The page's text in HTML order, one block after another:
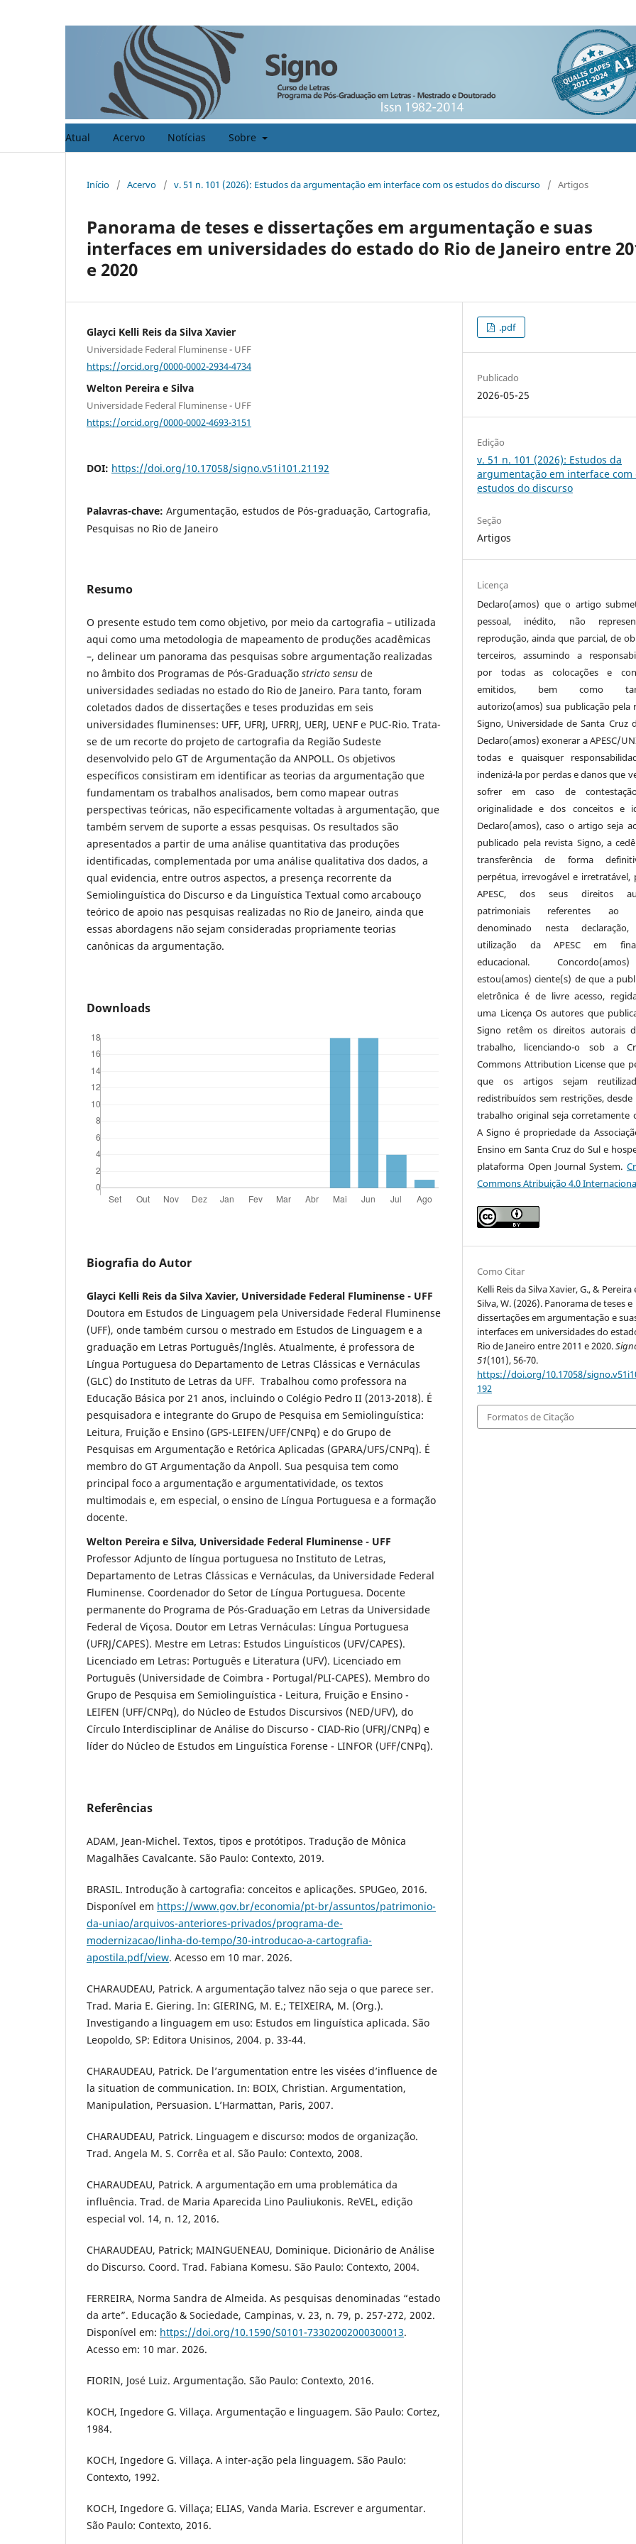
Atual Acervo Notícias Sobre
Início / Acervo / v. 51 n. 101 (2026): Estudos da argumentação em interface com os estudos do discurso / Artigos
Panorama de teses e dissertações em argumentação e suas
interfaces em universidades do estado do Rio de Janeiro entre
e 2020
Glayci Kelli Reis da Silva Xavier
Universidade Federal Fluminense - UFF
https://orcid.org/0000-0002-2934-4734
Welton Pereira e Silva
Universidade Federal Fluminense - UFF
https://orcid.org/0000-0002-4693-3151
DOI: https://doi.org/10.17058/signo.v51i101.21192
Palavras-chave: Argumentação, estudos de Pós-graduação, Cartografia,
Pesquisas no Rio de Janeiro
Resumo
O presente estudo tem como objetivo, por meio da cartografia – utilizada
aqui como uma metodologia de mapeamento de produções acadêmicas
–, delinear um panorama das pesquisas sobre argumentação realizadas
no âmbito dos Programas de Pós-Graduação stricto sensu de
universidades sediadas no estado do Rio de Janeiro. Para tanto, foram
coletados dados de dissertações e teses produzidas em seis
universidades fluminenses: UFF, UFRJ, UFRRJ, UERJ, UENF e PUC-Rio. Trata-
se de um recorte do projeto de cartografia da Região Sudeste
desenvolvido pelo GT de Argumentação da ANPOLL. Os objetivos
específicos consistiram em identificar as teorias da argumentação que
fundamentam os trabalhos analisados, bem como mapear outras
perspectivas teóricas, não especificamente voltadas à argumentação, que
também servem de suporte a essas pesquisas. Os resultados são
apresentados a partir de uma análise quantitativa das produções
identificadas, complementada por uma análise qualitativa dos dados, a
qual evidencia, entre outros aspectos, a presença recorrente da
Semiolinguística do Discurso e da Linguística Textual como arcabouço
teórico de apoio nas pesquisas realizadas no Rio de Janeiro, ainda que
essas abordagens não sejam consideradas propriamente teorias
canônicas da argumentação.
Downloads
Biografia do Autor
Glayci Kelli Reis da Silva Xavier, Universidade Federal Fluminense - UFF
Doutora em Estudos de Linguagem pela Universidade Federal Fluminense
(UFF), onde também cursou o mestrado em Estudos de Linguagem e a
graduação em Letras Português/Inglês. Atualmente, é professora de
Língua Portuguesa do Departamento de Letras Clássicas e Vernáculas
(GLC) do Instituto de Letras da UFF. Trabalhou como professora na
Educação Básica por 21 anos, incluindo o Colégio Pedro II (2013-2018). É
pesquisadora e integrante do Grupo de Pesquisa em Semiolinguística:
Leitura, Fruição e Ensino (GPS-LEIFEN/UFF/CNPq) e do Grupo de
Pesquisas em Argumentação e Retórica Aplicadas (GPARA/UFS/CNPq). É
membro do GT Argumentação da Anpoll. Sua pesquisa tem como
principal foco a argumentação e argumentatividade, os textos
multimodais e, em especial, o ensino de Língua Portuguesa e a formação
docente.
Welton Pereira e Silva, Universidade Federal Fluminense - UFF
Professor Adjunto de língua portuguesa no Instituto de Letras,
Departamento de Letras Clássicas e Vernáculas, da Universidade Federal
Fluminense. Coordenador do Setor de Língua Portuguesa. Docente
permanente do Programa de Pós-Graduação em Letras da Universidade
Federal de Viçosa. Doutor em Letras Vernáculas: Língua Portuguesa
(UFRJ/CAPES). Mestre em Letras: Estudos Linguísticos (UFV/CAPES).
Licenciado em Letras: Português e Literatura (UFV). Licenciado em
Português (Universidade de Coimbra - Portugal/PLI-CAPES). Membro do
Grupo de Pesquisa em Semiolinguística - Leitura, Fruição e Ensino -
LEIFEN (UFF/CNPq), do Núcleo de Estudos Discursivos (NED/UFV), do
Círculo Interdisciplinar de Análise do Discurso - CIAD-Rio (UFRJ/CNPq) e
líder do Núcleo de Estudos em Linguística Forense - LINFOR (UFF/CNPq).
Referências
ADAM, Jean-Michel. Textos, tipos e protótipos. Tradução de Mônica
Magalhães Cavalcante. São Paulo: Contexto, 2019.
BRASIL. Introdução à cartografia: conceitos e aplicações. SPUGeo, 2016.
Disponível em https://www.gov.br/economia/pt-br/assuntos/patrimonio-
da-uniao/arquivos-anteriores-privados/programa-de-
modernizacao/linha-do-tempo/30-introducao-a-cartografia-
apostila.pdf/view. Acesso em 10 mar. 2026.
CHARAUDEAU, Patrick. A argumentação talvez não seja o que parece ser.
Trad. Maria E. Giering. In: GIERING, M. E.; TEIXEIRA, M. (Org.).
Investigando a linguagem em uso: Estudos em linguística aplicada. São
Leopoldo, SP: Editora Unisinos, 2004. p. 33-44.
CHARAUDEAU, Patrick. De l’argumentation entre les visées d’influence de
la situation de communication. In: BOIX, Christian. Argumentation,
Manipulation, Persuasion. L’Harmattan, Paris, 2007.
CHARAUDEAU, Patrick. Linguagem e discurso: modos de organização.
Trad. Angela M. S. Corrêa et al. São Paulo: Contexto, 2008.
CHARAUDEAU, Patrick. A argumentação em uma problemática da
influência. Trad. de Maria Aparecida Lino Pauliukonis. ReVEL, edição
especial vol. 14, n. 12, 2016.
CHARAUDEAU, Patrick; MAINGUENEAU, Dominique. Dicionário de Análise
do Discurso. Coord. Trad. Fabiana Komesu. São Paulo: Contexto, 2004.
FERREIRA, Norma Sandra de Almeida. As pesquisas denominadas “estado
da arte”. Educação & Sociedade, Campinas, v. 23, n. 79, p. 257-272, 2002.
Disponível em: https://doi.org/10.1590/S0101-73302002000300013.
Acesso em: 10 mar. 2026.
FIORIN, José Luiz. Argumentação. São Paulo: Contexto, 2016.
KOCH, Ingedore G. Villaça. Argumentação e linguagem. São Paulo: Cortez,
1984.
KOCH, Ingedore G. Villaça. A inter-ação pela linguagem. São Paulo:
Contexto, 1992.
KOCH, Ingedore G. Villaça; ELIAS, Vanda Maria. Escrever e argumentar.
São Paulo: Contexto, 2016.
.pdf
Publicado
2026-05-25
Edição
v. 51 n. 101 (2026): Estudos da
argumentação em interface com
estudos do discurso
Seção
Artigos
Licença
Declaro(amos) que o artigo
pessoal, inédito, não
reprodução, ainda que parcial, de
terceiros, assumindo a
por todas as colocações e
emitidos, bem como
autorizo(amos) sua publicação pela
Signo, Universidade de Santa Cruz
Declaro(amos) exonerar a APESC/
todas e quaisquer
indenizá-la por perdas e danos que
sofrer em caso de
originalidade e dos conceitos e
Declaro(amos), caso o artigo seja
publicado pela revista Signo, a
transferência de forma
perpétua, irrevogável e irretratável,
APESC, dos seus direitos
patrimoniais referentes ao
denominado nesta
utilização da APESC em
educacional.
estou(amos) ciente(s) de que a
eletrônica é de livre acesso,
uma Licença Os autores que
Signo retêm os direitos autorais
trabalho, licenciando-o sob a
Commons Attribution License que
que os artigos sejam
redistribuídos sem restrições,
trabalho original seja corretamente
A Signo é propriedade da
Ensino em Santa Cruz do Sul e
plataforma Open Journal System.
Commons Atribuição 4.0
Como Citar
Kelli Reis da Silva Xavier, G., & Pereira
Silva, W. (2026). Panorama de teses e
dissertações em argumentação e
interfaces em universidades do
Rio de Janeiro entre 2011 e 2020.
51(101), 56-70.
https://doi.org/10.17058/
192
Formatos de Citação